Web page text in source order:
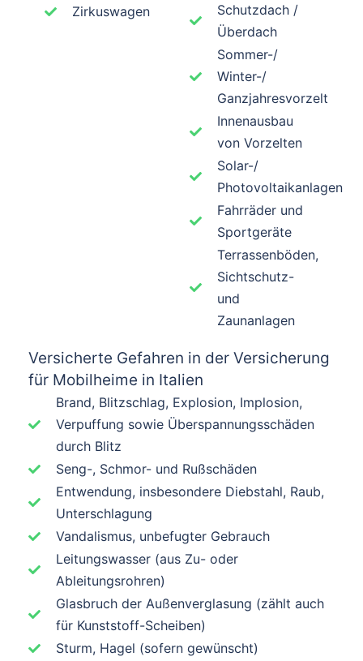
Zirkuswagen
Schutzdach /
Überdach
Sommer-/
Winter-/
Ganzjahresvorzelt
Innenausbau
von Vorzelten
Solar-/
Photovoltaikanlagen
Fahrräder und
Sportgeräte​
Terrassenböden,
Sichtschutz-
und
Zaunanlagen​
Versicherte Gefahren in der Versicherung
für Mobilheime in Italien
Brand, Blitzschlag, Explosion, Implosion,
Verpuffung sowie Überspannungsschäden
durch Blitz ​
Seng-, Schmor- und Rußschäden​
Entwendung, insbesondere Diebstahl, Raub,
Unterschlagung
Vandalismus, unbefugter Gebrauch
Leitungswasser (aus Zu- oder
Ableitungsrohren)
Glasbruch der Außenverglasung (zählt auch
für Kunststoff-Scheiben)
Sturm, Hagel (sofern gewünscht)